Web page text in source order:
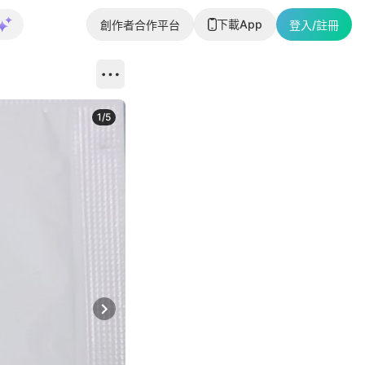
創作者合作平台 下載App 登入/註冊
Next slide
1/5